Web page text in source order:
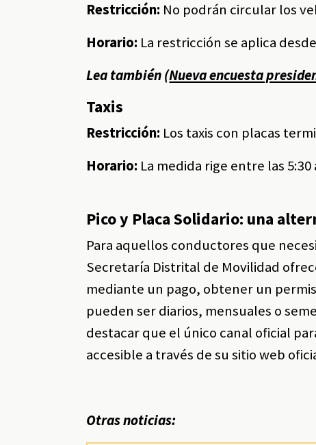
Restricción: No podrán circular los
Horario: La restricción se aplica
Lea también (Nueva encuesta
Taxis
Restricción: Los taxis con placas
Horario: La medida rige entre las 5:30
Pico y Placa Solidario: una
Para aquellos conductores que
Secretaría Distrital de Movilidad
mediante un pago, obtener un
pueden ser diarios, mensuales o
destacar que el único canal oficial
accesible a través de su sitio web
Otras noticias: